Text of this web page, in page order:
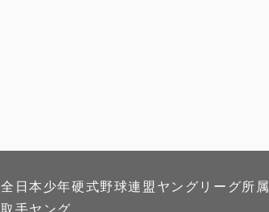
全日本少年硬式野球連盟ヤングリーグ所属
取手ヤング